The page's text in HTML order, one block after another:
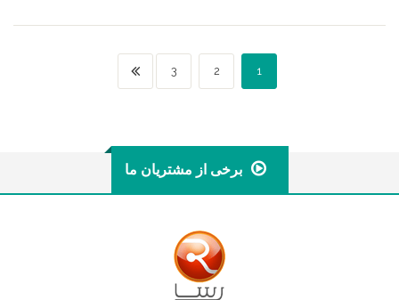
1
2
3
برخی از مشتریان ما